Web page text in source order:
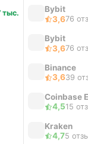
тыс.
Bybit
3,676
Bybit
3,676
Binance
3,639
Coinbase
4,515
Kraken
4,75